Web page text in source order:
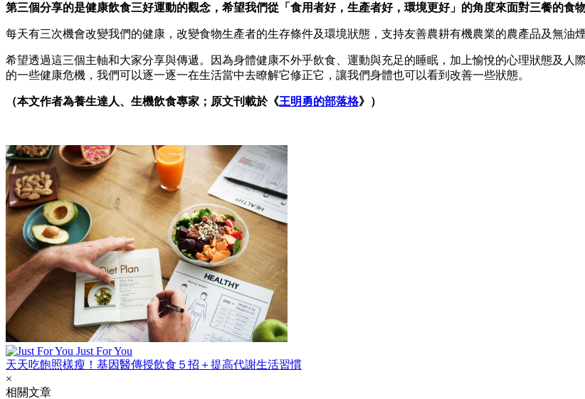
第三個分享的是健康飲食三好運動的觀念，希望我們從「食用者好，生產者好，環境更好」的角度來面對三餐的食物
每天有三次機會改變我們的健康，改變食物生產者的生存條件及環境狀態，支持友善農耕有機農業的農產品及無油煙
希望透過這三個主軸和大家分享與傳遞。因為身體健康不外乎飲食、運動與充足的睡眠，加上愉悅的心理狀態及
的一些健康危機，我們可以逐一逐一在生活當中去瞭解它修正它，讓我們身體也可以看到改善一些狀態。
（本文作者為養生達人、生機飲食專家；原文刊載於《王明勇的部落格》）
Just For You
天天吃飽照樣瘦！基因醫傳授飲食５招＋提高代謝生活習慣
×
相關文章